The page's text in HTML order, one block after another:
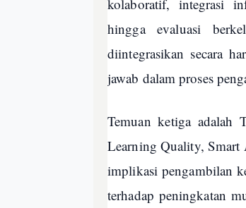
kolaboratif, integrasi
hingga evaluasi
diintegrasikan secara
jawab dalam proses
Temuan ketiga adalah
Learning Quality,
implikasi pengambilan
terhadap peningkatan